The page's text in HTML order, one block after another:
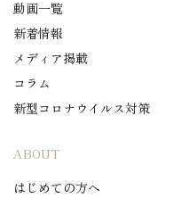
動画一覧
新着情報
メディア掲載
コラム
新型コロナウイルス対策
ABOUT
はじめての方へ